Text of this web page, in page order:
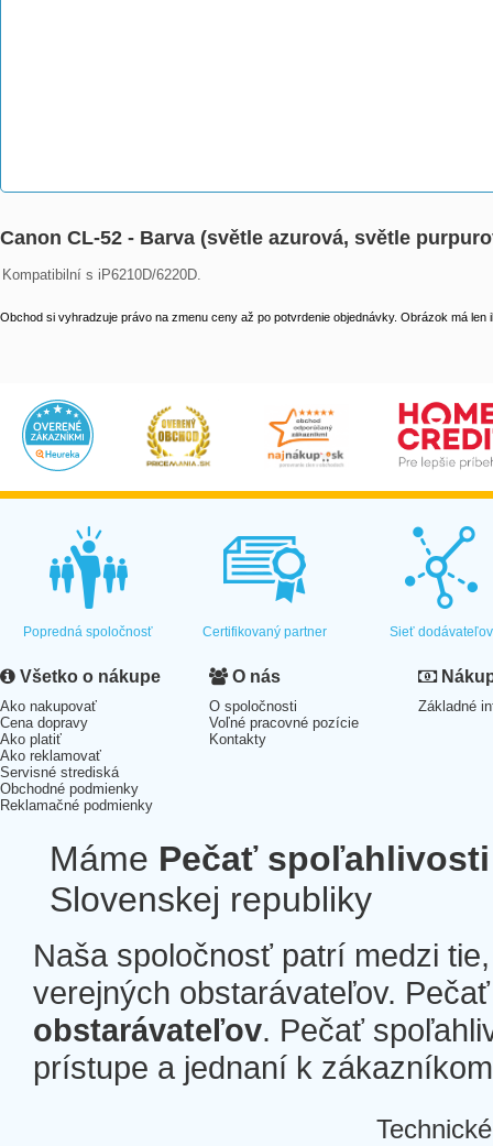
Canon CL-52 - Barva (světle azurová, světle
Kompatibilní s iP6210D/6220D.
Obchod si vyhradzuje právo na zmenu ceny až po potvrdenie objednávky. Obrázok má len
Popredná spoločnosť Certifikovaný partner Sieť dodávateľov
Všetko o nákupe
Ako nakupovať
Cena dopravy
Ako platiť
Ako reklamovať
Servisné strediská
Obchodné podmienky
Reklamačné podmienky
O nás
O spoločnosti
Voľné pracovné pozície
Kontakty
Základné
Máme Pečať spoľahlivosti
Slovenskej republiky
Naša spoločnosť patrí medzi
verejných obstarávateľov.
obstarávateľov. Pečať
prístupe a jednaní k